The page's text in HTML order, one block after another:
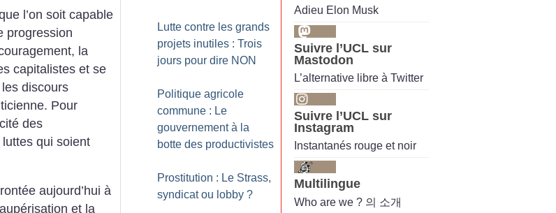
l’on soit capable
progression
la
capitalistes et se
discours
Pour
des
qui soient
aujourd’hui à
et la
Lutte contre les grands
projets inutiles : Trois
jours pour dire NON
Politique agricole
commune : Le
gouvernement à la
botte des productivistes
Prostitution : Le Strass,
syndicat ou lobby ?
Adieu Elon Musk
Suivre l’UCL sur
Mastodon
L’alternative libre à Twitter
Suivre l’UCL sur
Instagram
Instantanés rouge et noir
Multilingue
Who are we ? 의 소개